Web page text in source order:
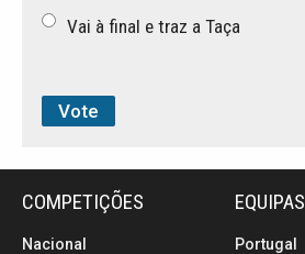
Vai à final e traz a Taça
COMPETIÇÕES
Nacional
EQUIPAS
Portugal